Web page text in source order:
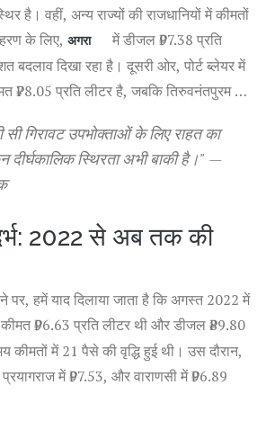
है। वहीं, अन्य राज्यों की राजधानियों में कीमतों
के लिए, अगरा
में डीजल ₹97.38 प्रति
बदलाव दिखा रहा है। दूसरी ओर, पोर्ट ब्लेयर में
प्रति लीटर है, जबकि तिरुवनंतपुरम में
लीटर है।
सी गिरावट उपभोक्ताओं के लिए राहत का
स्थिरता अभी बाकी है।" —
2022 से अब तक की
पर, हमें याद दिलाया जाता है कि अगस्त 2022 में
₹96.63 प्रति लीटर थी और डीजल ₹89.80
कीमतों में 21 पैसे की वृद्धि हुई थी। उस दौरान,
में ₹97.53, और वाराणसी में ₹96.89